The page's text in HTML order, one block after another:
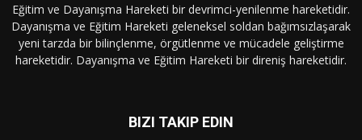
Eğitim ve Dayanışma Hareketi bir devrimci-yenilenme hareketidir.
Dayanışma ve Eğitim Hareketi geleneksel soldan bağımsızlaşarak
yeni tarzda bir bilinçlenme, örgütlenme ve mücadele geliştirme
hareketidir. Dayanışma ve Eğitim Hareketi bir direniş hareketidir.
BIZI TAKIP EDIN